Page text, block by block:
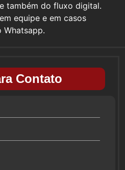
também do fluxo digital.
equipe e em casos
Whatsapp.
Contato